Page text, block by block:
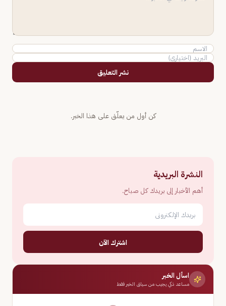
نشر التعليق
كن أول من يعلّق على هذا الخبر.
النشرة البريدية
أهم الأخبار إلى بريدك كل صباح.
اشترك الآن
اسأل الخبر
مساعد ذكي يجيب من سياق الخبر فقط